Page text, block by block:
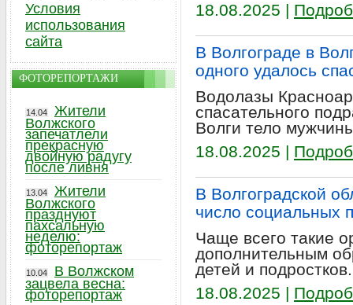
18.08.2025 |
В Волгограде в
одного удалось
Водолазы
спасательного
Волги тело
18.08.2025 |
В Волгоградской
число социальных
Чаще всего такие
дополнительным
детей и подростков.
18.08.2025 |
Условия
использования
сайта
ФОТОРЕПОРТАЖИ
14.04
Жители
Волжского
запечатлели
прекрасную
двойную радугу
после ливня
13.04
Жители
Волжского
празднуют
пахсальную
неделю:
фоторепортаж
10.04
В Волжском
зацвела весна:
фоторепортаж